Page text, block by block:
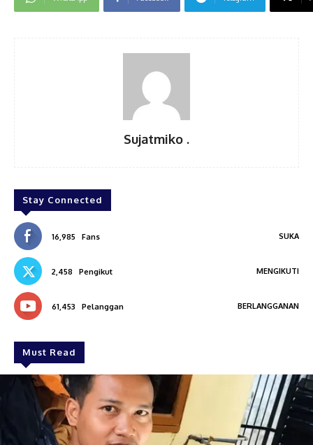
Sujatmiko .
Stay Connected
16,985 Fans SUKA
2,458 Pengikut MENGIKUTI
61,453 Pelanggan BERLANGGANAN
Must Read